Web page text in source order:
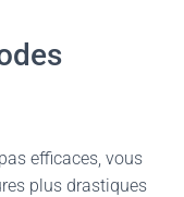
efficaces, vous
plus drastiques